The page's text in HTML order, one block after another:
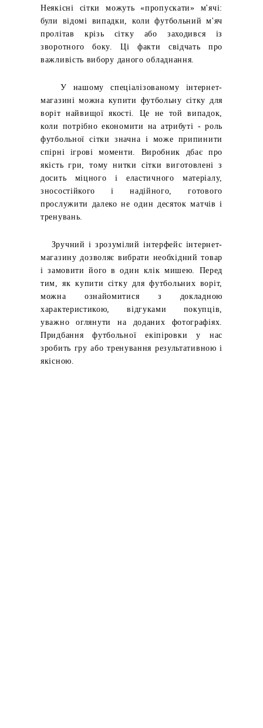
Неякісні сітки можуть «пропускати» м'ячі:
були відомі випадки, коли футбольний м'яч
пролітав крізь сітку або заходився із
зворотного боку.Ці факти свідчать про
важливість вибору даного обладнання.
У нашому спеціалізованому інтернет-
магазині можна купити футбольну сітку для
воріт найвищої якості. Це не той випадок,
коли потрібно економити на атрибуті - роль
футбольної сітки значна і може припинити
спірні ігрові моменти. Виробник дбає про
якість гри, тому нитки сітки виготовлені з
досить міцного і еластичного матеріалу,
зносостійкого і надійного, готового
прослужити далеко не один десяток матчів і
тренувань.
Зручний і зрозумілий інтерфейс інтернет-
магазину дозволяє вибрати необхідний товар
і замовити його в один клік мишею. Перед
тим, як купити сітку для футбольних воріт,
можна ознайомитися з докладною
характеристикою, відгуками покупців,
уважно оглянути на доданих фотографіях.
Придбання футбольної екіпіровки у нас
зробить гру або тренування результативною і
якісною.